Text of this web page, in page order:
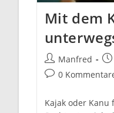
Mit dem
Beitrags-
Autor:
Manfred
Beitrags-
0
Kajak oder